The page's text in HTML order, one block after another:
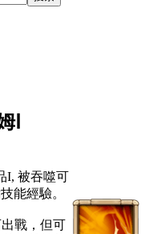
Ⅰ
I, 被吞噬可
能經驗。
戰，但可